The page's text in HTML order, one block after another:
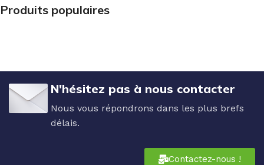
Produits populaires
N'hésitez pas à nous contacter
Nous vous répondrons dans les plus brefs
délais.
Contactez-nous !